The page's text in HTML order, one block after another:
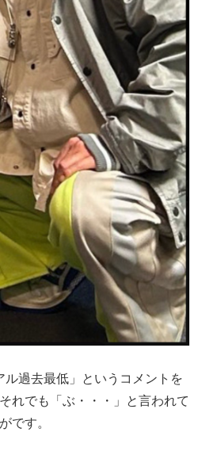
ル過去最低」というコメントを
れでも「ぶ・・・」と言われて
です。